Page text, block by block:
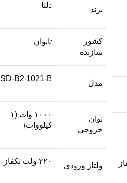
برند
دلتا
کشور
سازنده
تایوان
مدل
B2-1021-B
توان
خروجی
۱۰۰۰ وات (۱
کیلووات)
ولتاژ ورودی
۲۲۰ ولت تکفاز